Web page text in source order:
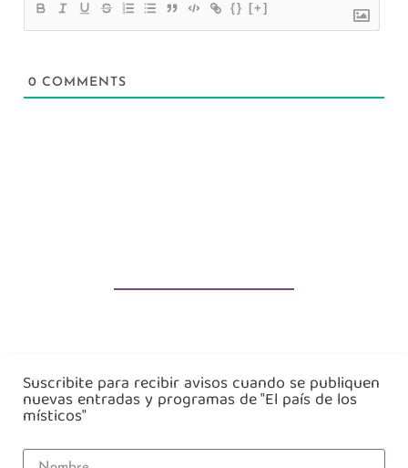
{} [+]
0 COMMENTS
Suscribite para recibir avisos cuando se publiquen
nuevas entradas y programas de "El país de los
místicos"